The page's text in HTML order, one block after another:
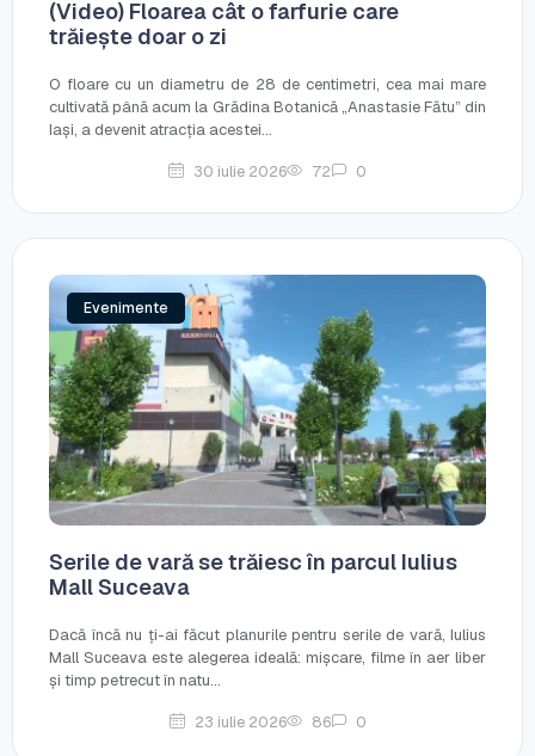
(Video) Floarea cât o farfurie care
trăiește doar o zi
O floare cu un diametru de 28 de centimetri, cea mai mare
cultivată până acum la Grădina Botanică „Anastasie Fătu” din
Iași, a devenit atracția acestei...
30 iulie 2026 72 0
Evenimente
Serile de vară se trăiesc în parcul Iulius
Mall Suceava
Dacă încă nu ți-ai făcut planurile pentru serile de vară, Iulius
Mall Suceava este alegerea ideală: mișcare, filme în aer liber
și timp petrecut în natu...
23 iulie 2026 86 0